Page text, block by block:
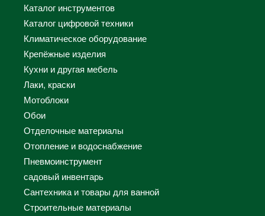
Каталог инструментов
Каталог цифровой техники
Климатическое оборудование
Крепёжные изделия
Кухни и другая мебель
Лаки, краски
Мотоблоки
Обои
Отделочные материалы
Отопление и водоснабжение
Пневмоинструмент
садовый инвентарь
Сантехника и товары для ванной
Строительные материалы